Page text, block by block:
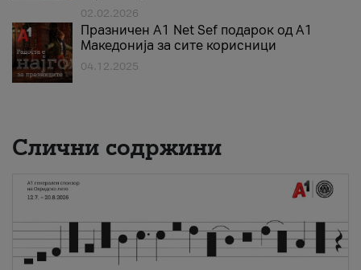
02.02.2026
Празничен A1 Net Sеf подарок од А1
Македонија за сите корисници
04.12.2025
Слични содржини